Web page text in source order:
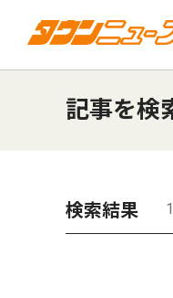
記事を検
検索結果